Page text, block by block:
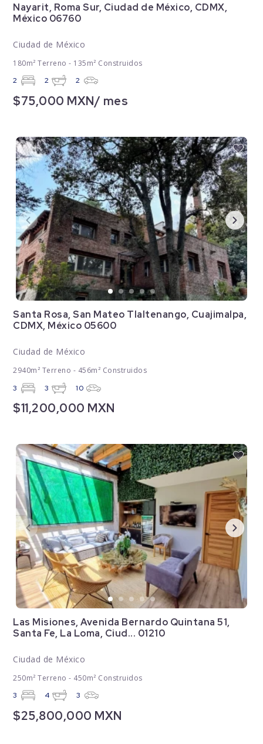
Nayarit, Roma Sur, Ciudad de México, CDMX,
México 06760
Ciudad de México
180m² Terreno - 135m² Construidos
2 2 2
$75,000 MXN/ mes
Santa Rosa, San Mateo Tlaltenango, Cuajimalpa,
CDMX, México 05600
Ciudad de México
2940m² Terreno - 456m² Construidos
3 3 10
$11,200,000 MXN
Las Misiones, Avenida Bernardo Quintana 51,
Santa Fe, La Loma, Ciud... 01210
Ciudad de México
250m² Terreno - 450m² Construidos
3 4 3
$25,800,000 MXN